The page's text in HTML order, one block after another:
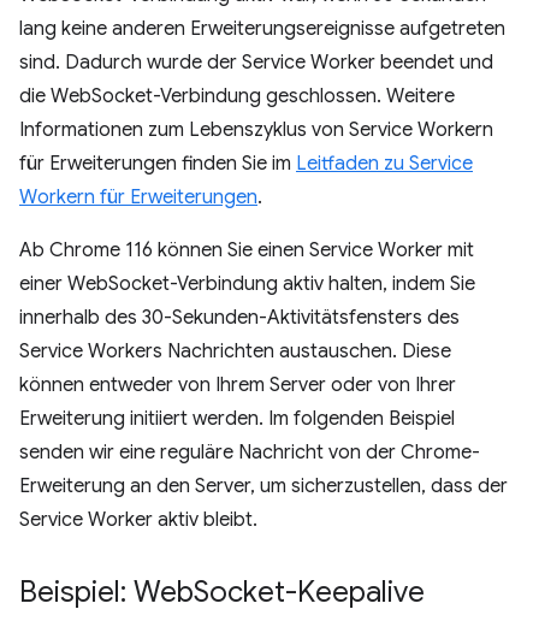
lang keine anderen Erweiterungsereignisse aufgetreten
sind. Dadurch wurde der Service Worker beendet und
die WebSocket-Verbindung geschlossen. Weitere
Informationen zum Lebenszyklus von Service Workern
für Erweiterungen finden Sie im Leitfaden zu Service
Workern für Erweiterungen.
Ab Chrome 116 können Sie einen Service Worker mit
einer WebSocket-Verbindung aktiv halten, indem Sie
innerhalb des 30-Sekunden-Aktivitätsfensters des
Service Workers Nachrichten austauschen. Diese
können entweder von Ihrem Server oder von Ihrer
Erweiterung initiiert werden. Im folgenden Beispiel
senden wir eine reguläre Nachricht von der Chrome-
Erweiterung an den Server, um sicherzustellen, dass der
Service Worker aktiv bleibt.
Beispiel: WebSocket-Keepalive